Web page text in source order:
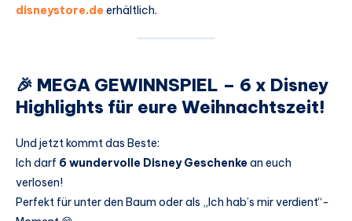
disneystore.deerhältlich.
🎉 MEGA GEWINNSPIEL – 6 x Disney
Highlights für eure Weihnachtszeit!
Und jetzt kommt das Beste:
Ich darf 6 wundervolle Disney Geschenkean euch
verlosen!
Perfekt für unter den Baum oder als „Ich hab’s mir verdient“-